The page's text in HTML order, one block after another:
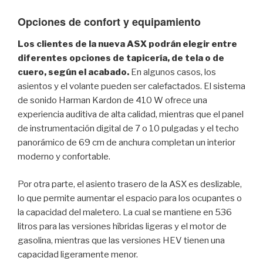
Opciones de confort y equipamiento
Los clientes de la nueva ASX podrán elegir entre
diferentes opciones de tapicería, de tela o de
cuero, según el acabado. En algunos casos, los
asientos y el volante pueden ser calefactados. El sistema
de sonido Harman Kardon de 410 W ofrece una
experiencia auditiva de alta calidad, mientras que el panel
de instrumentación digital de 7 o 10 pulgadas y el techo
panorámico de 69 cm de anchura completan un interior
moderno y confortable.
Por otra parte, el asiento trasero de la ASX es deslizable,
lo que permite aumentar el espacio para los ocupantes o
la capacidad del maletero. La cual se mantiene en 536
litros para las versiones híbridas ligeras y el motor de
gasolina, mientras que las versiones HEV tienen una
capacidad ligeramente menor.